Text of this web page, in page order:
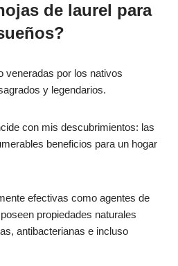
de laurel para
veneradas por los nativos
y legendarios.
con mis descubrimientos: las
beneficios para un hogar
efectivas como agentes de
propiedades naturales
antibacterianas e incluso